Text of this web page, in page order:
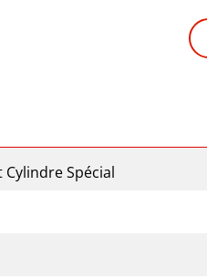
Cylindre Spécial